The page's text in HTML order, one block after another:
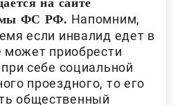
на сайте
ФС РФ. Напомним,
если инвалид едет в
может приобрести
себе социальной
проездного, то его
общественный